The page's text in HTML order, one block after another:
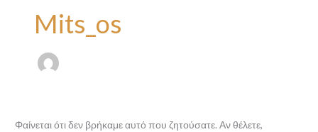
Mits_os
Φαίνεται ότι δεν βρήκαμε αυτό που ζητούσατε. Αν θέλετε,